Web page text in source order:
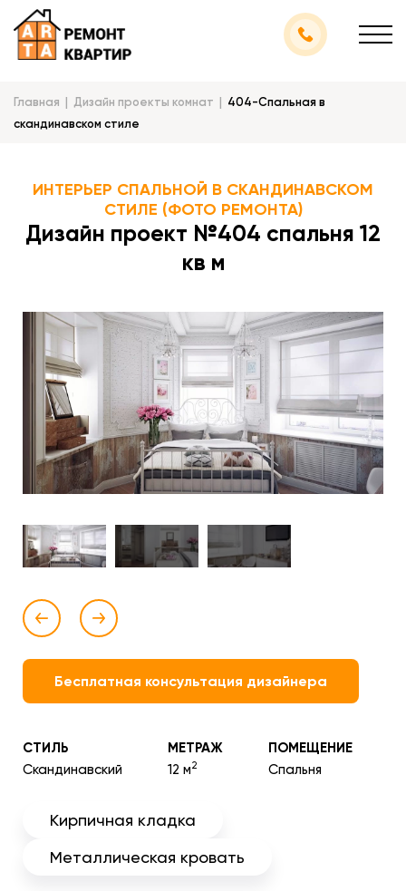
Главная Дизайн проекты комнат
404-Спальная в
скандинавском стиле
ИНТЕРЬЕР СПАЛЬНОЙ В СКАНДИНАВСКОМ
СТИЛЕ (ФОТО РЕМОНТА)
Дизайн проект №404 спальня 12
кв м
Бесплатная консультация дизайнера
СТИЛЬ
Скандинавский
МЕТРАЖ
12 м2
ПОМЕЩЕНИЕ
Спальня
Кирпичная кладка
Металлическая кровать